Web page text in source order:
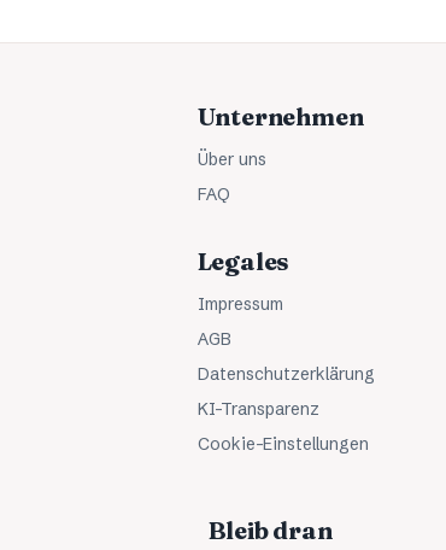
Unternehmen
Über uns
FAQ
Legales
Impressum
AGB
Datenschutzerklärung
KI-Transparenz
Cookie-Einstellungen
Bleib dran